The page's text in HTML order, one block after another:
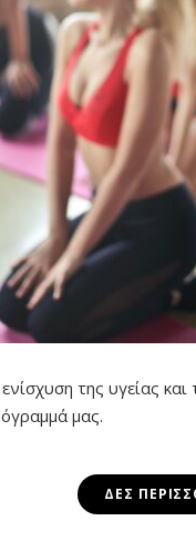
της υγείας
μας.
ΔΕΣ